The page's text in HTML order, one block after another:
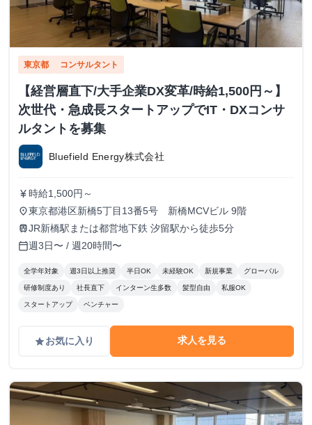
東京都 コンサルタント
【経営層直下/大手企業DX変革/時給1,500円～】
次世代・急成長スタートアップでIT・DXコンサ
ルタントを募集
Bluefield Energy株式会社
currency_yen 時給1,500円～
place東京都港区新橋5丁目13番5号 新橋MCVビル 9階
trainJR新橋駅または都営地下鉄 汐留駅から徒歩5分
calendar_today週3日〜 / 週20時間〜
全学年対象 週3日以上推奨 半日OK 未経験OK 新規事業 グローバル
研修制度あり 社長直下 インターン生多数 髪型自由 私服OK
スタートアップ ベンチャー
gradeお気に入り 求人を見る